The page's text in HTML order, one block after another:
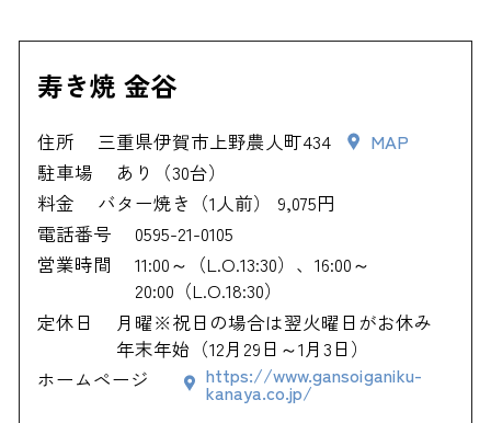
寿き焼 金谷
住所 三重県伊賀市上野農人町434
MAP
駐車場
あり（30台）
料金
バター焼き（1人前） 9,075円
電話番号
0595-21-0105
営業時間
11:00～（L.O.13:30）、16:00～
20:00（L.O.18:30）
定休日
月曜※祝日の場合は翌火曜日がお休み
年末年始（12月29日～1月3日）
ホームページ
https://www.gansoiganiku-
kanaya.co.jp/